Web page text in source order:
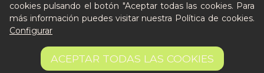
6,75 € AÑADIR A LA CESTA
cookies pulsando el botón "Aceptar todas las cookies. Para
más información puedes visitar nuestra Política de cookies.
Configurar
ACEPTAR TODAS LAS COOKIES
Escríbenos al Whatsapp
Escríbenos al correo
De lunes a viernes de 8:30 a 14:00
Quiero ser partner de Peter